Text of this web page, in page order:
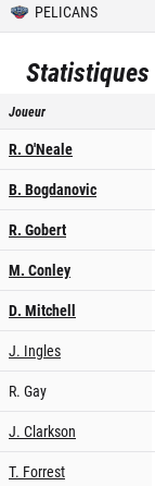
PELICANS
Statistiques
Joueur
R. O'Neale
B. Bogdanovic
R. Gobert
M. Conley
D. Mitchell
J. Ingles
R. Gay
J. Clarkson
T. Forrest